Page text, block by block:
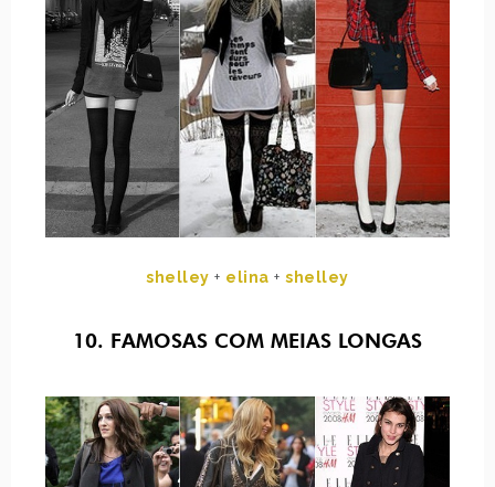
shelley + elina +shelley
10. FAMOSAS COM MEIAS LONGAS